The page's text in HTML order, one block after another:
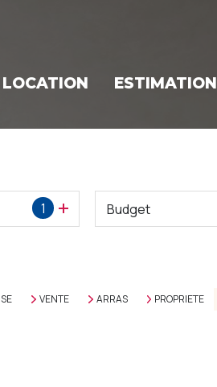
LOCATION ESTIMATION
1 Budget
VENTE ARRAS PROPRIETE